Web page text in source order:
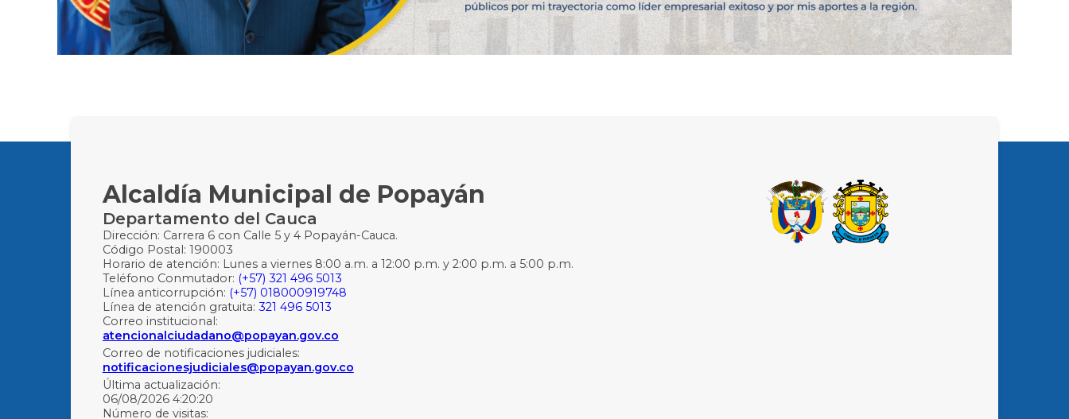
Alcaldía Municipal de Popayán
Departamento del Cauca
Dirección: Carrera 6 con Calle 5 y 4 Popayán-Cauca.
Código Postal: 190003
Horario de atención: Lunes a viernes 8:00 a.m. a 12:00 p.m. y 2:00 p.m. a 5:00 p.m.
Teléfono Conmutador: (+57) 321 496 5013
Línea anticorrupción: (+57) 018000919748
Línea de atención gratuita: 321 496 5013
Correo institucional:
atencionalciudadano@popayan.gov.co
Correo de notificaciones judiciales:
notificacionesjudiciales@popayan.gov.co
Última actualización:
06/08/2026 4:20:20
Número de visitas: